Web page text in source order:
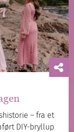
– fra et
DIY-bryllup